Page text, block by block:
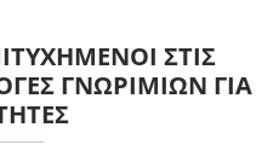
ΣΤΙΣ
ΓΝΩΡΙΜΙΏΝ ΓΙΑ